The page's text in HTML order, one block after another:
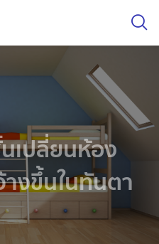
เปลี่ยนห้อง
งขึ้นในทันตา